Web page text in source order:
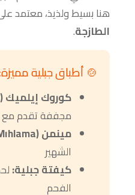
هنا بسيط ولذيذ، معتمد
الطازجة.
🍲 أطباق جبلية مميزة:
كوروك إيلميك (Kuru Kaymak):
مجففة تقدم
مينمن (Mıhlama):
الشهير
كيفتة جبلية:
الفحم